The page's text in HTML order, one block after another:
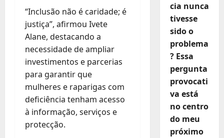
“Inclusão não é caridade; é
justiça”, afirmou Ivete
Alane, destacando a
necessidade de ampliar
investimentos e parcerias
para garantir que
mulheres e raparigas com
deficiência tenham acesso
à informação, serviços e
protecção.
cia nunca
tivesse
sido o
problema
? Essa
pergunta
provocati
va está
no centro
do meu
próximo